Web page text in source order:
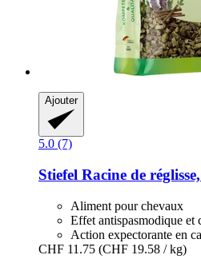
Ajouter
5.0 (7)
Stiefel Racine de
Aliment pour chevaux
Effet antispasmodique et
Action expectorante en
CHF 11.75 (CHF 19.58 / kg)